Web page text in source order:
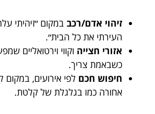
זיהוי אדם/רכב במקום ״זיהיתי
העירתי את כל הבית״.
אזורי חצייה וקווי וירטואליים
כשבאמת צריך.
חיפוש חכם לפי אירועים, במקום
אחורה כמו בגלגלת של קלטת.